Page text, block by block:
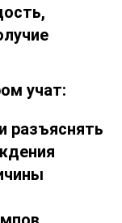
учат:
разъяснять